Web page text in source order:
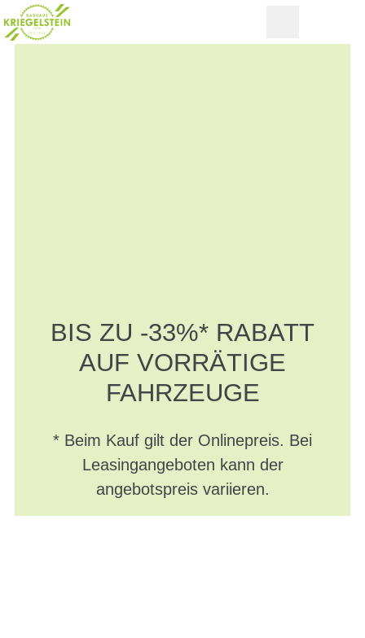
BIS ZU -33%* RABATT
AUF VORRÄTIGE
FAHRZEUGE
* Beim Kauf gilt der Onlinepreis. Bei
Leasingangeboten kann der
angebotspreis variieren.